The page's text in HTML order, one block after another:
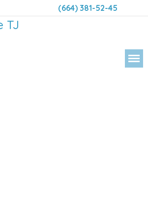
(664) 381-52-45